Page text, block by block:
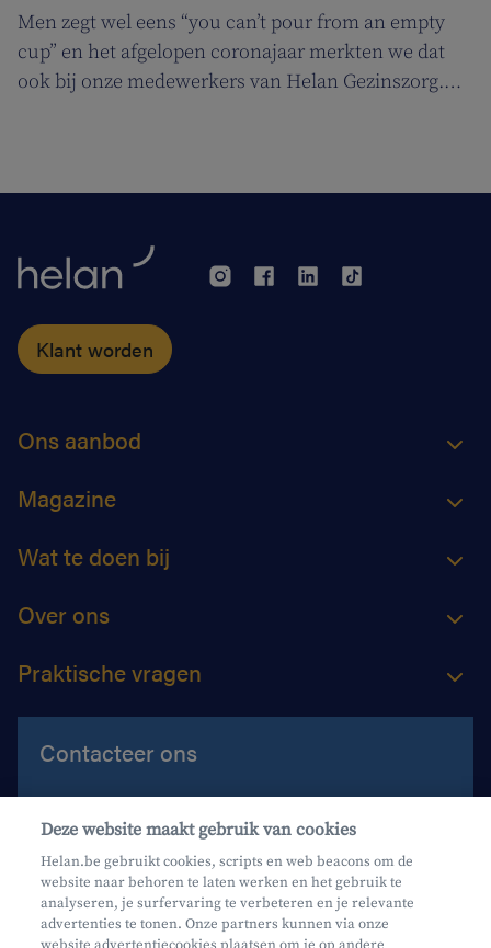
Men zegt wel eens “you can’t pour from an empty
cup” en het afgelopen coronajaar merkten we dat
ook bij onze medewerkers van Helan Gezinszorg.
hun klanten kunnen zorgen.
Klant worden
Ons aanbod
Magazine
Wat te doen bij
Over ons
Praktische vragen
Contacteer ons
Contacteer ons
Maak een afspraak
Waar vind je ons?
Deze website maakt gebruik van cookies
Helan.be gebruikt cookies, scripts en web beacons om de
website naar behoren te laten werken en het gebruik te
analyseren, je surfervaring te verbeteren en je relevante
advertenties te tonen. Onze partners kunnen via onze